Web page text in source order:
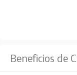
°C
Beneficios de